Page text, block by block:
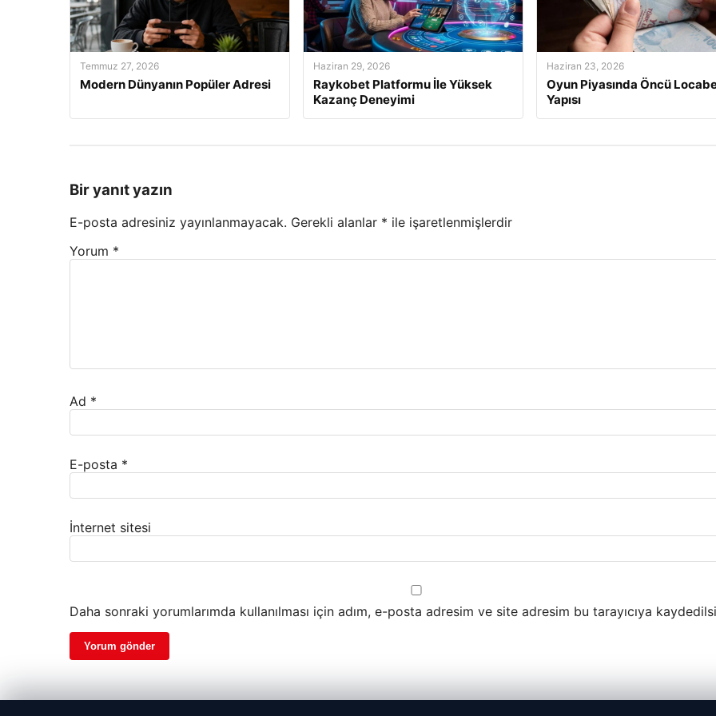
Temmuz 27, 2026
Modern Dünyanın Popüler Adresi
Haziran 29, 2026
Raykobet Platformu İle Yüksek
Kazanç Deneyimi
Haziran 23, 2026
Oyun Piyasında Öncü
Yapısı
Bir yanıt yazın
E-posta adresiniz yayınlanmayacak. Gerekli alanlar * ile işaretlenmişlerdir
Yorum *
Ad *
E-posta *
İnternet sitesi
Daha sonraki yorumlarımda kullanılması için adım, e-posta adresim ve site adresim bu tarayıcıya